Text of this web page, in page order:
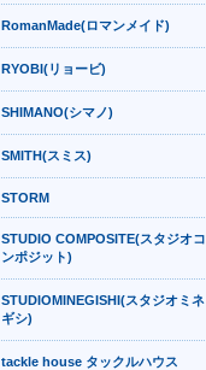
RomanMade(ロマンメイド)
RYOBI(リョービ)
SHIMANO(シマノ)
SMITH(スミス)
STORM
STUDIO COMPOSITE(スタジオコ
ンポジット)
STUDIOMINEGISHI(スタジオミネ
ギシ)
tackle house タックルハウス